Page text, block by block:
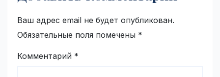
Ваш адрес email не будет опубликован.
Обязательные поля помечены *
Комментарий *